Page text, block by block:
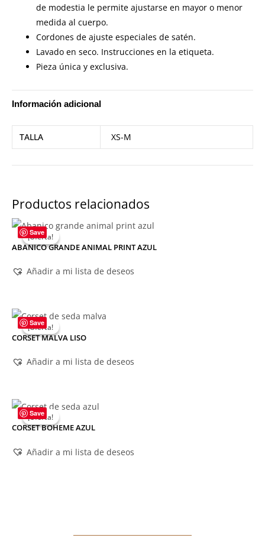
de modestia le permite ajustarse en mayor o menor
medida al cuerpo.
Cordones de ajuste especiales de satén.
Lavado en seco. Instrucciones en la etiqueta.
Pieza única y exclusiva.
Información adicional
TALLA XS-M
Productos relacionados
Save
¡Oferta!
¡Oferta!
ABANICO GRANDE ANIMAL PRINT AZUL
Añadir a mi lista de deseos
Save
¡Oferta!
¡Oferta!
CORSET MALVA LISO
Añadir a mi lista de deseos
Save
¡Oferta!
¡Oferta!
CORSET BOHEME AZUL
Añadir a mi lista de deseos